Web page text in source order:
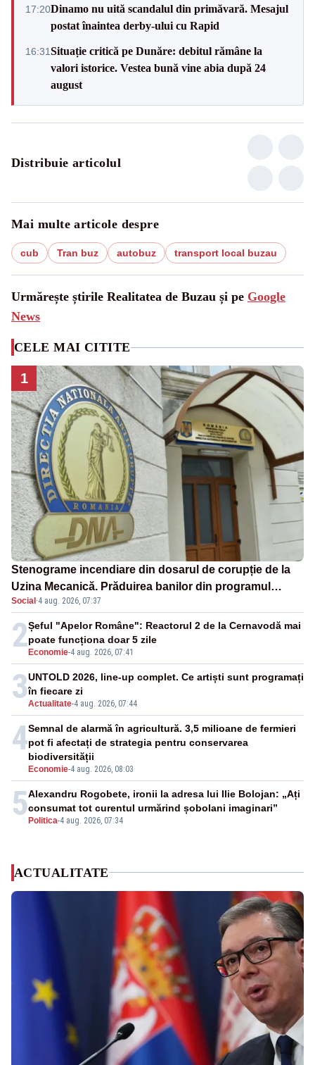
17:20Dinamo nu uită scandalul din primăvară. Mesajul
postat înaintea derby-ului cu Rapid
16:31Situație critică pe Dunăre: debitul rămâne la
valori istorice. Vestea bună vine abia după 24
august
Distribuie articolul
Mai multe articole despre
cub Tran buz autobuz transport local buzau
Urmărește știrile Realitatea de Buzau și pe Google
News
CELE MAI CITITE
1
Stenograme incendiare din dosarul de corupție de la
Uzina Mecanică. Prăduirea banilor din programul
SAFE, interceptată de DNA
Social·4 aug. 2026, 07:37
2Economie-4 aug. 2026, 07:41
Șeful "Apelor Române": Reactorul 2 de la Cernavodă mai
poate funcționa doar 5 zile
3Actualitate-4 aug. 2026, 07:44
UNTOLD 2026, line-up complet. Ce artiști sunt programați
în fiecare zi
4
Economie-4 aug. 2026, 08:03
Semnal de alarmă în agricultură. 3,5 milioane de fermieri
pot fi afectați de strategia pentru conservarea
biodiversității
5Politica-4 aug. 2026, 07:34
Alexandru Rogobete, ironii la adresa lui Ilie Bolojan: „Ați
consumat tot curentul urmărind șobolani imaginari”
ACTUALITATE